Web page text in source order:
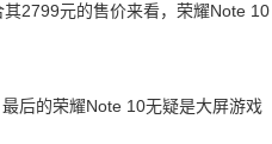
2799元的售价来看，荣耀Note 10
后的荣耀Note 10无疑是大屏游戏